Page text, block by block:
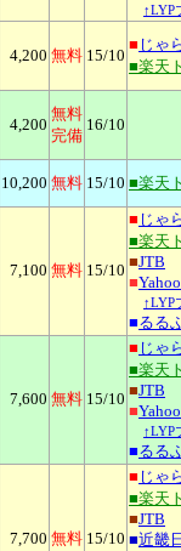
↑LYP
4,200 無料 15/10
■ じゃ
■楽天
4,200
無料
完備
16/10
10,200 無料 15/10 ■楽天
7,100 無料 15/10
■ じゃ
■楽天
■JTB
■
↑LYP
■るる
7,600 無料 15/10
■ じゃ
■楽天
■JTB
■
↑LYP
■るる
7,700 無料 15/10
■ じゃ
■楽天
■JTB
■近畿